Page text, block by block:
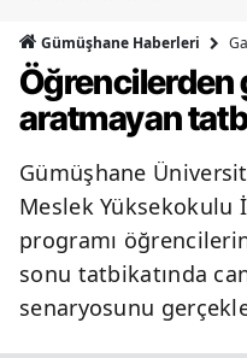
Gümüşhane Haberleri
Öğrencilerden
aratmayan
Gümüşhane
Meslek Yüksekokulu
programı
sonu tatbikatında
senaryosunu